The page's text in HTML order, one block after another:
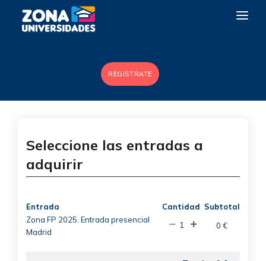
VISITAS ESCOLARES
REGíSTRATE
Seleccione las entradas a
adquirir
Entrada Cantidad Subtotal
Zona FP 2025. Entrada presencial
Madrid
1 0 €